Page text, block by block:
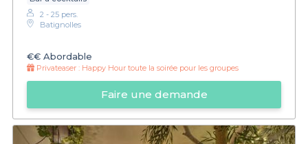
2 - 25 pers.
Batignolles
€€ Abordable
Privateaser : Happy Hour toute la soirée pour les groupes
Faire une demande